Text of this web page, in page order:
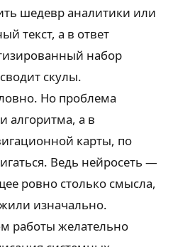
шедевр аналитики или
текст, а в ответ
набор
скулы.
Но проблема
алгоритма, а в
карты, по
Ведь нейросеть —
ровно столько смысла,
изначально.
работы желательно